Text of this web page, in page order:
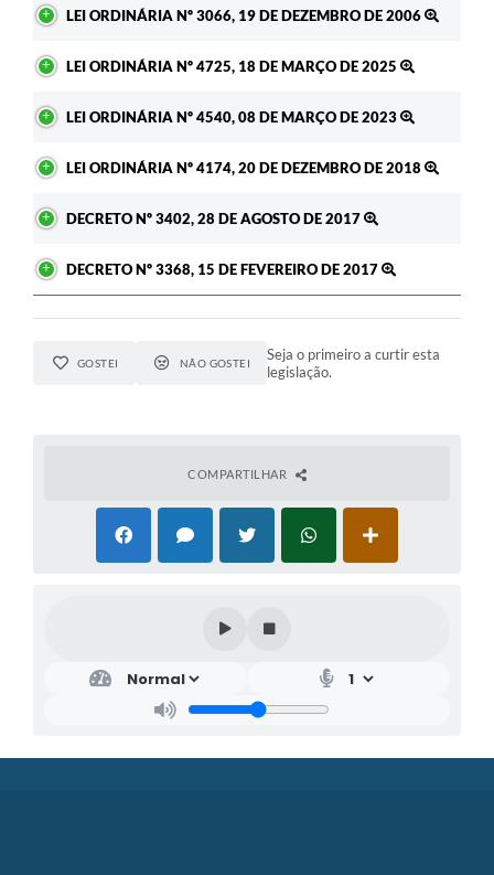
LEI ORDINÁRIA Nº 3066, 19 DE DEZEMBRO DE 2006
LEI ORDINÁRIA Nº 4725, 18 DE MARÇO DE 2025
LEI ORDINÁRIA Nº 4540, 08 DE MARÇO DE 2023
LEI ORDINÁRIA Nº 4174, 20 DE DEZEMBRO DE 2018
DECRETO Nº 3402, 28 DE AGOSTO DE 2017
DECRETO Nº 3368, 15 DE FEVEREIRO DE 2017
GOSTEI NÃO GOSTEI
Seja o primeiro a curtir esta
legislação.
COMPARTILHAR